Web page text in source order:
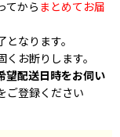
てから まとめてお届
なります。
お断りします。
望配送日時をお伺い
ご登録ください